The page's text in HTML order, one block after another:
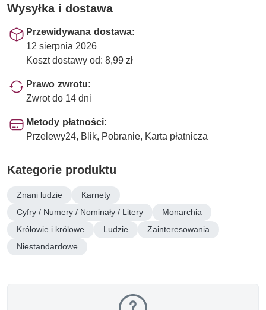
Wysyłka i dostawa
Przewidywana dostawa:
12 sierpnia 2026
Koszt dostawy od: 8,99 zł
Prawo zwrotu:
Zwrot do 14 dni
Metody płatności:
Przelewy24, Blik, Pobranie, Karta płatnicza
Kategorie produktu
Znani ludzie
Karnety
Cyfry / Numery / Nominały / Litery
Monarchia
Królowie i królowe
Ludzie
Zainteresowania
Niestandardowe